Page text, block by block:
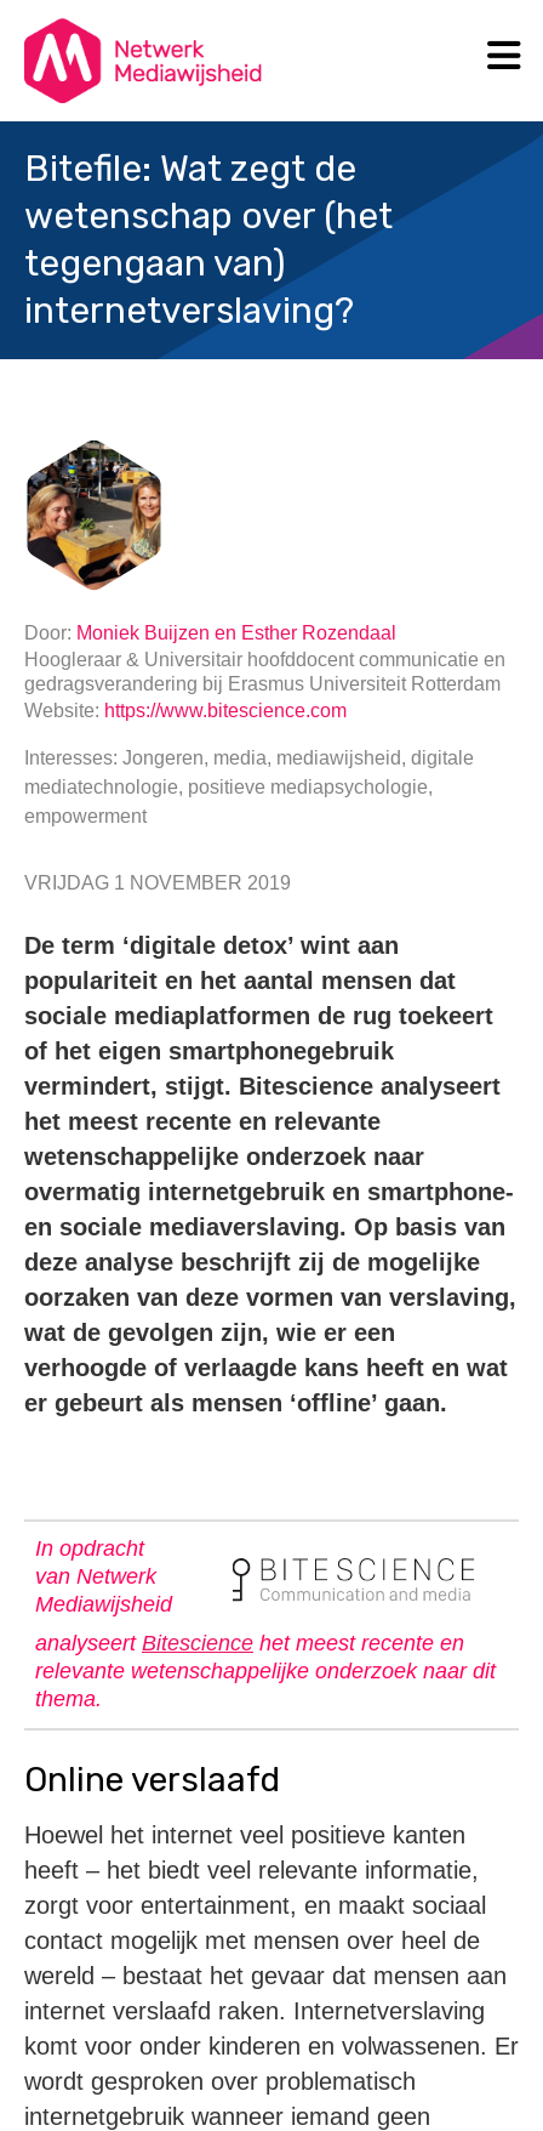
Bitefile: Wat zegt de
wetenschap over (het
tegengaan van)
internetverslaving?
Door: Moniek Buijzen en Esther Rozendaal
Hoogleraar & Universitair hoofddocent communicatie en
gedragsverandering bij Erasmus Universiteit Rotterdam
Website: https://www.bitescience.com
Interesses: Jongeren, media, mediawijsheid, digitale
mediatechnologie, positieve mediapsychologie,
empowerment
VRIJDAG 1 NOVEMBER 2019
De term ‘digitale detox’ wint aan
populariteit en het aantal mensen dat
sociale mediaplatformen de rug toekeert
of het eigen smartphonegebruik
vermindert, stijgt. Bitescience analyseert
het meest recente en relevante
wetenschappelijke onderzoek naar
overmatig internetgebruik en smartphone-
en sociale mediaverslaving. Op basis van
deze analyse beschrijft zij de mogelijke
oorzaken van deze vormen van verslaving,
wat de gevolgen zijn, wie er een
verhoogde of verlaagde kans heeft en wat
er gebeurt als mensen ‘offline’ gaan.
In opdracht
van Netwerk
Mediawijsheid
analyseert Bitescience het meest recente en
relevante wetenschappelijke onderzoek naar dit
thema.
Online verslaafd
Hoewel het internet veel positieve kanten
heeft – het biedt veel relevante informatie,
zorgt voor entertainment, en maakt sociaal
contact mogelijk met mensen over heel de
wereld – bestaat het gevaar dat mensen aan
internet verslaafd raken. Internetverslaving
komt voor onder kinderen en volwassenen. Er
wordt gesproken over problematisch
internetgebruik wanneer iemand geen